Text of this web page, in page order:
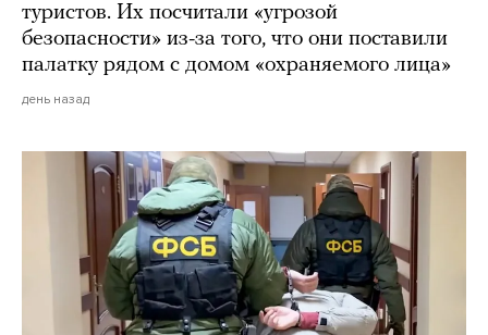
туристов. Их посчитали «угрозой
безопасности» из-за того, что они поставили
палатку рядом с домом «охраняемого лица»
день назад